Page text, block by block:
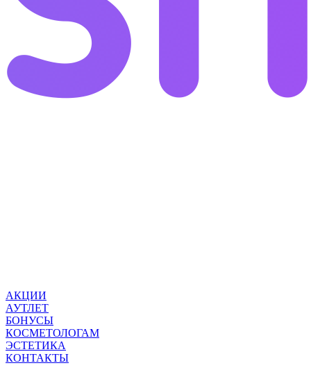
АКЦИИ
АУТЛЕТ
БОНУСЫ
КОСМЕТОЛОГАМ
ЭСТЕТИКА
КОНТАКТЫ